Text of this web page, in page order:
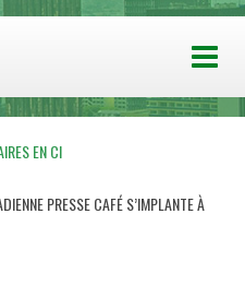
EN CI
PRESSE CAFÉ S’IMPLANTE À